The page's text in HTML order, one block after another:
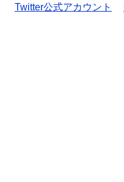
Twitter公式アカウント